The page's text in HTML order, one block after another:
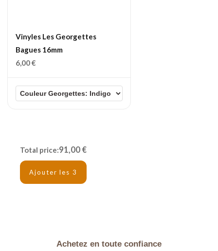
Vinyles Les Georgettes
Bagues 16mm
6,00€
Total price:91,00 €
Ajouter les 3
Achetez en toute confiance